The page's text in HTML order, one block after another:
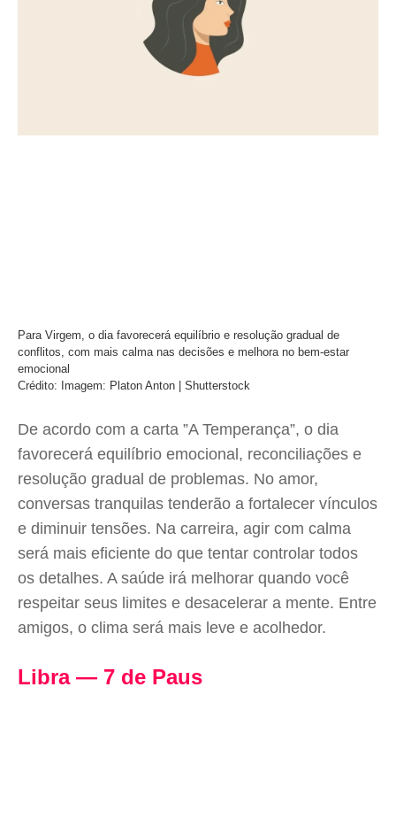
Para Virgem, o dia favorecerá equilíbrio e resolução gradual de
conflitos, com mais calma nas decisões e melhora no bem-estar
emocional
Crédito: Imagem: Platon Anton | Shutterstock
De acordo com a carta ”A Temperança”, o dia
favorecerá equilíbrio emocional, reconciliações e
resolução gradual de problemas. No amor,
conversas tranquilas tenderão a fortalecer vínculos
e diminuir tensões. Na carreira, agir com calma
será mais eficiente do que tentar controlar todos
os detalhes. A saúde irá melhorar quando você
respeitar seus limites e desacelerar a mente. Entre
amigos, o clima será mais leve e acolhedor.
Libra — 7 de Paus